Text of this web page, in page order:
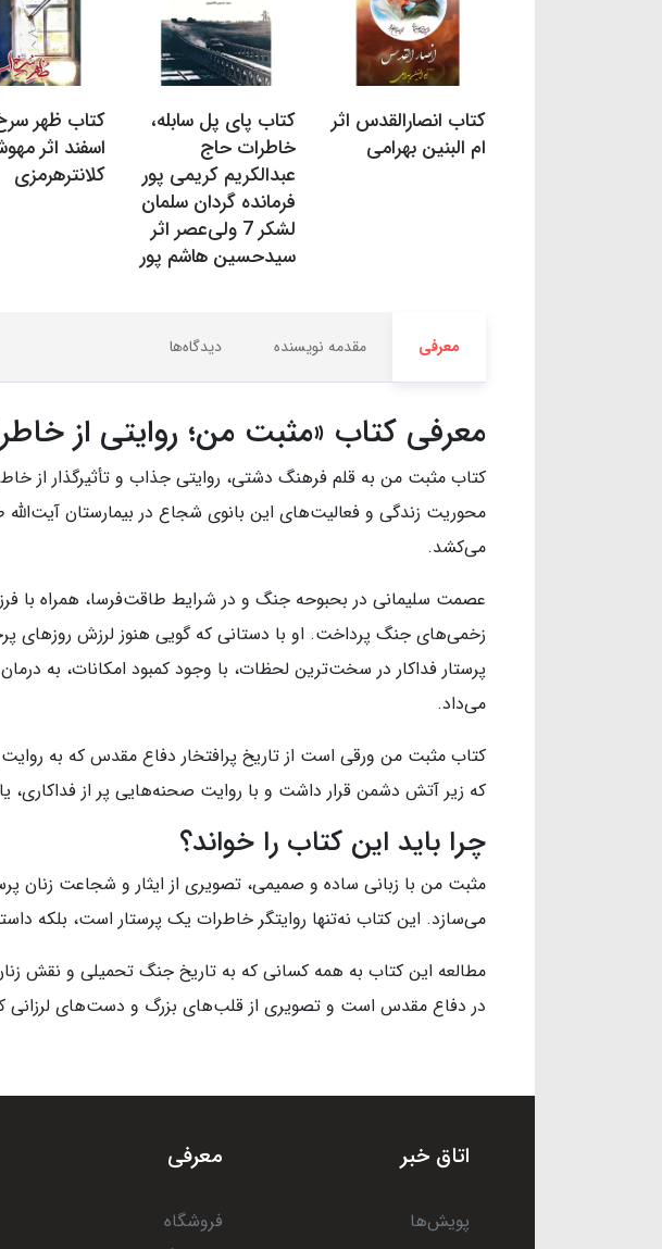
کتاب انصارالقدس اثر
ام البنین بهرامی
کتاب پای پل سابله،
خاطرات حاج
عبدالکریم کریمی پور
فرمانده گردان سلمان
لشکر 7 ولی‌عصر اثر
سیدحسین هاشم پور
کتاب ظهر
اسفند اثر
کلانترهرمزی
معرفی مقدمه نویسنده دیدگاه‌ها
معرفی کتاب «مثبت من؛ روایتی از
کتاب مثبت من به قلم فرهنگ دشتی، روایتی جذاب و تأثیرگذار از
محوریت زندگی و فعالیت‌های این بانوی شجاع در بیمارستان
می‌کشد.
عصمت سلیمانی در بحبوحه جنگ و در شرایط طاقت‌فرسا، همراه با
زخمی‌های جنگ پرداخت. او با دستانی که گویی هنوز لرزش روزهای
پرستار فداکار در سخت‌ترین لحظات، با وجود کمبود امکانات، به
می‌داد.
کتاب مثبت من ورقی است از تاریخ پرافتخار دفاع مقدس که به روایت
که زیر آتش دشمن قرار داشت و با روایت صحنه‌هایی پر از
چرا باید این کتاب را خواند؟
مثبت من با زبانی ساده و صمیمی، تصویری از ایثار و شجاعت
می‌سازد. این کتاب نه‌تنها روایتگر خاطرات یک پرستار است، بلکه
مطالعه این کتاب به همه کسانی که به تاریخ جنگ تحمیلی و نقش
در دفاع مقدس است و تصویری از قلب‌های بزرگ و دست‌های لرزانی
اتاق خبر
پویش‌ها
معرفی
فروشگاه